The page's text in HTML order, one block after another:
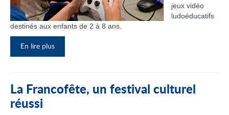
jeux vidéo
ludoéducatifs
destinés aux enfants de 2 à 8 ans.
En lire plus
La Francofête, un festival culturel
réussi